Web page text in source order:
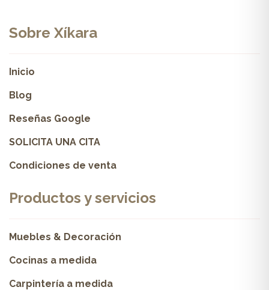
Sobre Xíkara
Inicio
Blog
Reseñas Google
SOLICITA UNA CITA
Condiciones de venta
Productos y servicios
Muebles & Decoración
Cocinas a medida
Carpintería a medida